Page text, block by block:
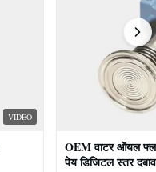
VIDEO
OEM वाटर ऑयल
पेय डिजिटल स्तर